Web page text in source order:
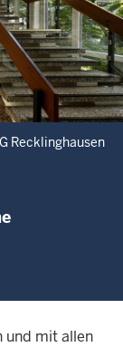
Recklinghausen
und mit allen